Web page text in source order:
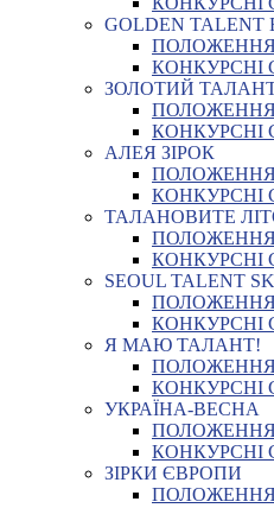
GOLDEN TALENT
ПОЛОЖЕННЯ
КОНКУРСНІ
ЗОЛОТИЙ
ПОЛОЖЕННЯ
КОНКУРСНІ
АЛЕЯ ЗІРОК
ПОЛОЖЕННЯ
КОНКУРСНІ
ТАЛАНОВИТЕ
ПОЛОЖЕННЯ
КОНКУРСНІ
SEOUL TALENT
ПОЛОЖЕННЯ
КОНКУРСНІ
Я МАЮ ТАЛАНТ!
ПОЛОЖЕННЯ
КОНКУРСНІ
УКРАЇНА-ВЕСНА
ПОЛОЖЕННЯ
КОНКУРСНІ
ЗІРКИ ЄВРОПИ
ПОЛОЖЕННЯ